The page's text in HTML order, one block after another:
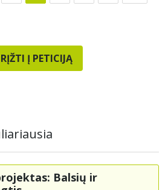
Į PETICIJĄ
Balsių ir